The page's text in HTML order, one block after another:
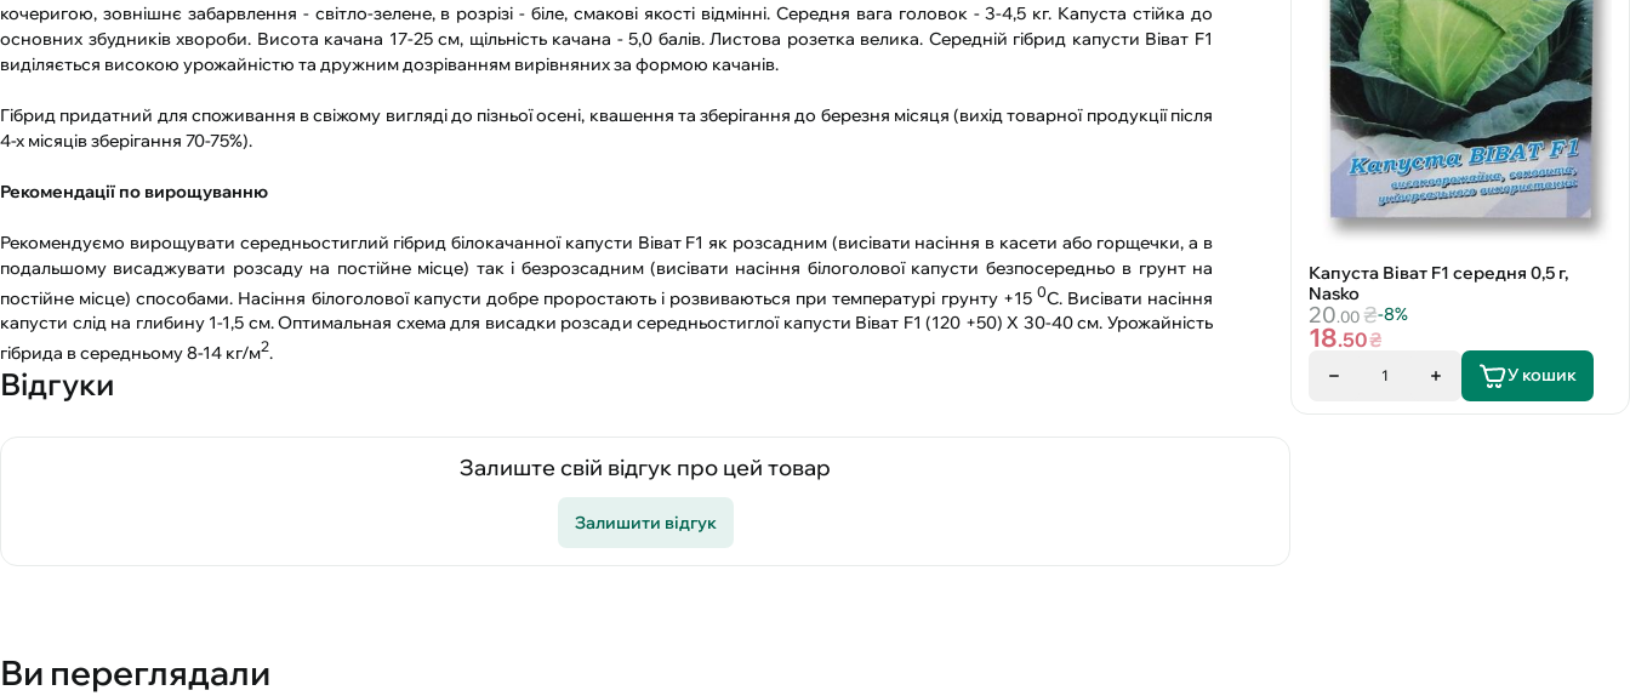
кочеригою, зовнішнє забарвлення - світло-зелене, в розрізі - біле, смакові якості відмінні. Середня вага головок - 3-4,5 кг. Капуста стійка до
основних збудників хвороби. Висота качана 17-25 см, щільність качана - 5,0 балів. Листова розетка велика. Середній гібрид капусти Віват F1
виділяється високою урожайністю та дружним дозріванням вирівняних за формою качанів.
Гібрид придатний для споживання в свіжому вигляді до пізньої осені, квашення та зберігання до березня місяця (вихід товарної продукції після
4-х місяців зберігання 70-75%).
Рекомендації по вирощуванню
Рекомендуємо вирощувати середньостиглий гібрид білокачанної капусти Віват F1 як розсадним (висівати насіння в касети або горщечки, а в
подальшому висаджувати розсаду на постійне місце) так і безрозсадним (висівати насіння білоголової капусти безпосередньо в грунт на
постійне місце) способами. Насіння білоголової капусти добре проростають і розвиваються при температурі грунту +15 0С. Висівати насіння
капусти слід на глибину 1-1,5 см. Оптимальная схема для висадки розсади середньостиглої капусти Віват F1 (120 +50) Х 30-40 см. Урожайність
гібрида в середньому 8-14 кг/м2.
Відгуки
Залиште свій відгук про цей товар
Залишити відгук
Капуста Віват F1 середня 0,5 г,
Nasko
20.00 ₴-8%
18.50₴
1 У кошик
Ви переглядали